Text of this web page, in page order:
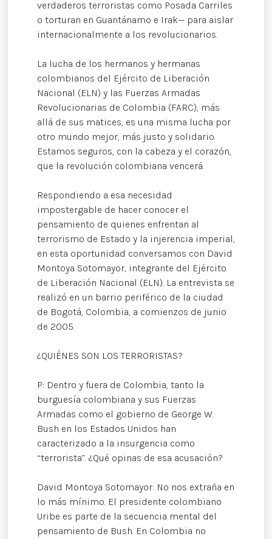
verdaderos terroristas como Posada Carriles
o torturan en Guantánamo e Irak— para aislar
internacionalmente a los revolucionarios.
La lucha de los hermanos y hermanas
colombianos del Ejército de Liberación
Nacional (ELN) y las Fuerzas Armadas
Revolucionarias de Colombia (FARC), más
allá de sus matices, es una misma lucha por
otro mundo mejor, más justo y solidario.
Estamos seguros, con la cabeza y el corazón,
que la revolución colombiana vencerá.
Respondiendo a esa necesidad
impostergable de hacer conocer el
pensamiento de quienes enfrentan al
terrorismo de Estado y la injerencia imperial,
en esta oportunidad conversamos con David
Montoya Sotomayor, integrante del Ejército
de Liberación Nacional (ELN). La entrevista se
realizó en un barrio periférico de la ciudad
de Bogotá, Colombia, a comienzos de junio
de 2005.
¿QUIÉNES SON LOS TERRORISTAS?
P: Dentro y fuera de Colombia, tanto la
burguesía colombiana y sus Fuerzas
Armadas como el gobierno de George W.
Bush en los Estados Unidos han
caracterizado a la insurgencia como
“terrorista”. ¿Qué opinas de esa acusación?
David Montoya Sotomayor: No nos extraña en
lo más mínimo. El presidente colombiano
Uribe es parte de la secuencia mental del
pensamiento de Bush. En Colombia no